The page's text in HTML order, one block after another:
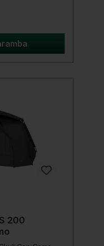
- a
pel egy
ami
Up Bivvy-vel.
Quick-Up
az
ajtó cipzárral,
hez
beleértve a
hez való
Zsebek a
Szállítás
köszönhetően
Up Shelter-
200